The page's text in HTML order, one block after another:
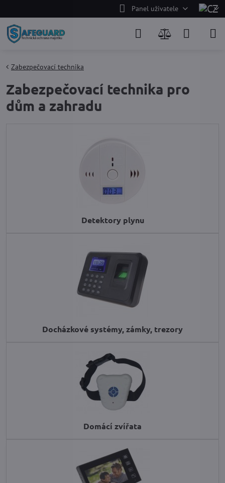
Panel uživatele
Zabezpečovací technika
Zabezpečovací technika pro
dům a zahradu
Detektory plynu
Docházkové systémy, zámky, trezory
Domácí zvířata